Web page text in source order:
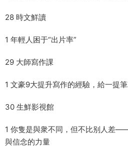
28 時文鮮讀
1 年輕人困于“出片率”
29 大師寫作課
1 文豪9大提升寫作的經驗，給一提
30 生鮮影視館
1 你隻是與衆不同，但不比别人差
與信念的力量